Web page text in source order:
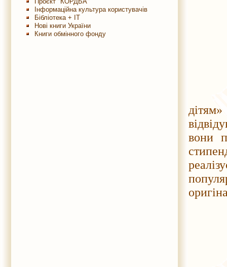
Інформаційна культура користувачів
Бібліотека + IT
Нові книги України
Книги обмінного фонду
вони